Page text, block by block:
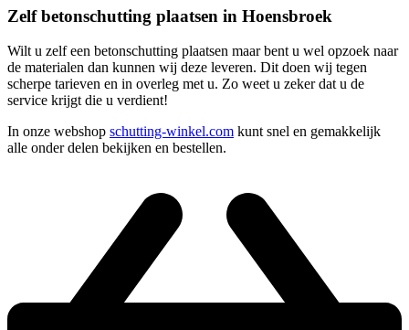
Zelf betonschutting plaatsen in Hoensbroek
Wilt u zelf een betonschutting plaatsen maar bent u wel opzoek naar
de materialen dan kunnen wij deze leveren. Dit doen wij tegen
scherpe tarieven en in overleg met u. Zo weet u zeker dat u de
service krijgt die u verdient!
In onze webshop schutting-winkel.com kunt snel en gemakkelijk
alle onder delen bekijken en bestellen.